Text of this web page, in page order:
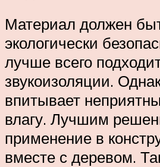
Материал должен
экологически
лучше всего
звукоизоляции.
впитывает
влагу. Лучшим
применение в
вместе с деревом.